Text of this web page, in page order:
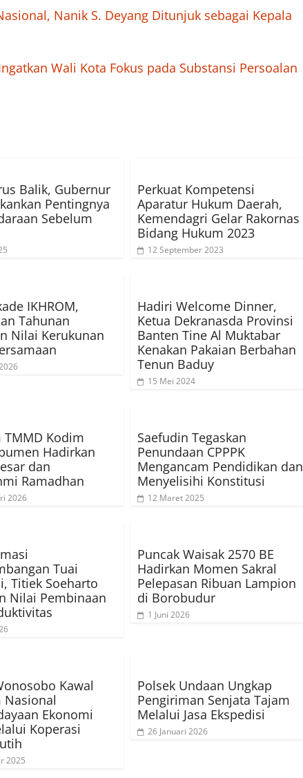
Nanik S. Deyang Ditunjuk sebagai Kepala
Wali Kota Fokus pada Substansi Persoalan
Balik, Gubernur
Pentingnya
Sebelum
Perkuat Kompetensi
Aparatur Hukum Daerah,
Kemendagri Gelar Rakornas
Bidang Hukum 2023
12 September 2023
IKHROM,
Tahunan
Nilai Kerukunan
Hadiri Welcome Dinner,
Ketua Dekranasda Provinsi
Banten Tine Al Muktabar
Kenakan Pakaian Berbahan
Tenun Baduy
15 Mei 2024
TMMD Kodim
Hadirkan
dan
Ramadhan
2026
Saefudin Tegaskan
Penundaan CPPPK
Mengancam Pendidikan dan
Menyelisihi Konstitusi
12 Maret 2025
Tuai
Titiek Soeharto
Nilai Pembinaan
Puncak Waisak 2570 BE
Hadirkan Momen Sakral
Pelepasan Ribuan Lampion
di Borobudur
1 Juni 2026
Kawal
Nasional
Ekonomi
Koperasi
2025
Polsek Undaan Ungkap
Pengiriman Senjata Tajam
Melalui Jasa Ekspedisi
26 Januari 2026